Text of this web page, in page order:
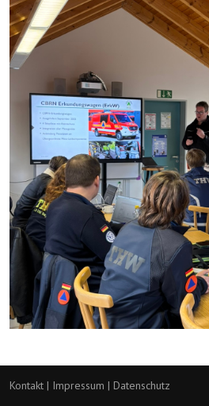
Kontakt | Impressum | Datenschutz